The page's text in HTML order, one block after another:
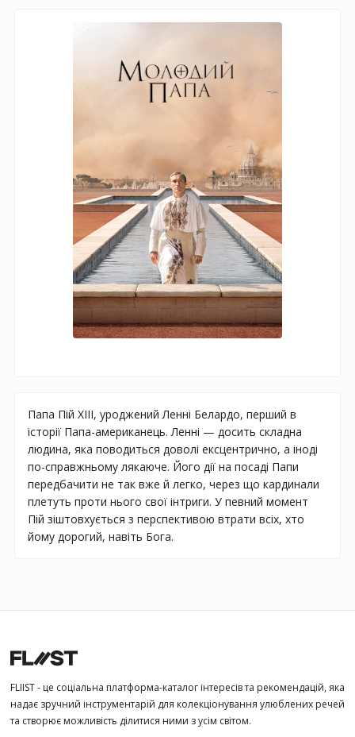
Папа Пій XIII, уроджений Ленні Белардо, перший в
історії Папа-американець. Ленні — досить складна
людина, яка поводиться доволі ексцентрично, а іноді
по-справжньому лякаюче. Його дії на посаді Папи
передбачити не так вже й легко, через що кардинали
плетуть проти нього свої інтриги. У певний момент
Пій зіштовхується з перспективою втрати всіх, хто
йому дорогий, навіть Бога.
FLIIST - це соціальна платформа-каталог інтересів та рекомендацій, яка
надає зручний інструментарій для колекціонування улюблених речей
та створює можливість ділитися ними з усім світом.